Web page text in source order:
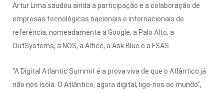
Artur Lima saudou ainda a participação e a colaboração de
empresas tecnológicas nacionais e internacionais de
referência, nomeadamente a Google, a Palo Alto, a
OutSystems, a NOS, a Altice, a Ask Blue e a FSAS.
“A Digital Atlantic Summit é a prova viva de que o Atlântico já
não nos isola. O Atlântico, agora digital, liga-nos ao mundo”,